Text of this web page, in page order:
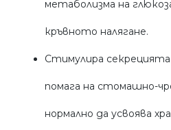
метаболизма на
кръвното налягане.
Стимулира
помага на стомашно-
нормално да усвоява